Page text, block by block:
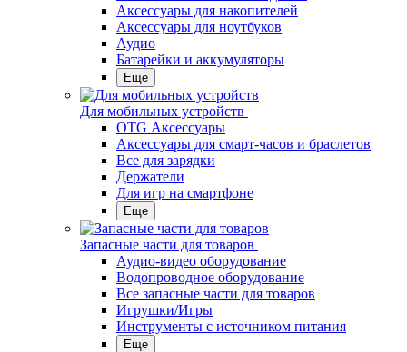
Аксессуары для накопителей
Аксессуары для ноутбуков
Аудио
Батарейки и аккумуляторы
Еще
Для мобильных устройств
OTG Аксессуары
Аксессуары для смарт-часов и браслетов
Все для зарядки
Держатели
Для игр на смартфоне
Еще
Запасные части для товаров
Аудио-видео оборудование
Водопроводное оборудование
Все запасные части для товаров
Игрушки/Игры
Инструменты с источником питания
Еще